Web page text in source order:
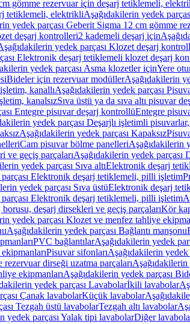
gömme rezervuar için deşarj tetiklemeli,
tetiklemeli, elektrikliAşağıdakilerin yedek
yedek parçası Geberit Sigma 12 cm gömme
deşarj kontrolleri2 kademeli deşarj için
yedek parçası Klozet deşarj
Elektronik deşarj tetiklemeli klozet deşarj
yedek parçası Asma klozetler içinYere
Bideler için rezervuar modüllerAşağıdakilerin
kanallıAşağıdakilerin yedek parçası
kanalsızSıva üstü ya da sıva altı pisuvar
Entegre pisuvar deşarj kontrollüEntegre
yedek parçası Deşarjlı işletimli
Aşağıdakilerin yedek parçası Kapaksız
Cam pisuvar bölme panelleriAşağıdakilerin
ve geçiş parçalarıAşağıdakilerin yedek parçası
yedek parçası Sıva altıElektronik deşarj
Elektronik deşarj tetiklemeli, pilli işletim
yedek parçası Sıva üstüElektronik deşarj
Elektronik deşarj tetiklemeli, pilli işletim
borusu, deşarj dirsekleri ve geçiş parçalarıKör
yedek parçası Klozet ve menfez tahliye
Aşağıdakilerin yedek parçası Bağlantı manşonu
PVC bağlantılarAşağıdakilerin yedek
Pisuvar sifonlarıAşağıdakilerin yedek
rezervuar dirseği uzatma parçalarıAşağıdakilerin
ekipmanlarıAşağıdakilerin yedek parçası
yedek parçası Lavabolarİkili lavabolar
Çanak lavabolarKüçük lavabolar
Tezgah üstü lavabolarTezgah altı lavabolar
yedek parçası Yalak tipi lavabolarDiğer